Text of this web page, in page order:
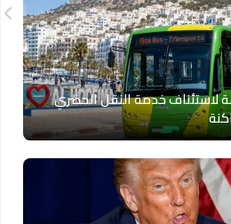
لاستئناف خدمة النقل الحضري